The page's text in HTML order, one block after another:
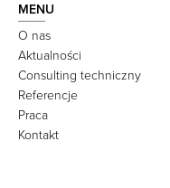
MENU
O nas
Aktualności
Consulting techniczny
Referencje
Praca
Kontakt